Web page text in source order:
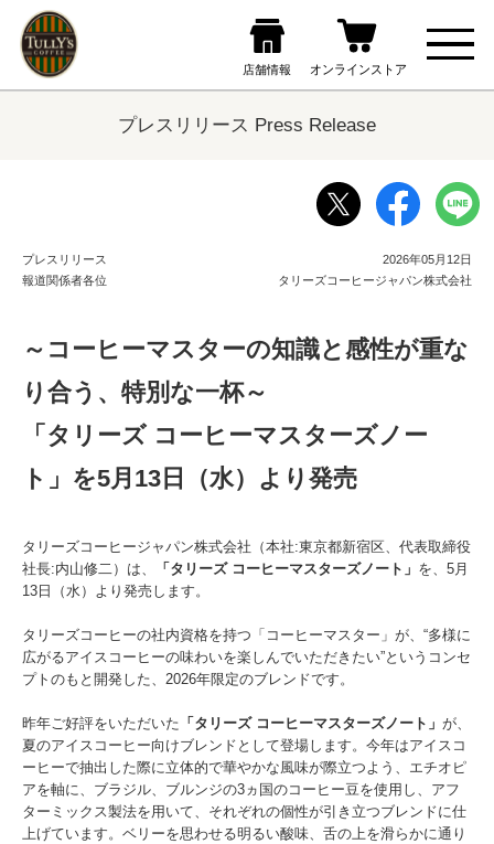
プレスリリース Press Release
プレスリリース
報道関係者各位
2026年05月12日
タリーズコーヒージャパン株式会社
～コーヒーマスターの知識と感性が重な
り合う、特別な一杯～
「タリーズ コーヒーマスターズノー
ト」を5月13日（水）より発売
タリーズコーヒージャパン株式会社（本社:東京都新宿区、代表取締役
社長:内山修二）は、
「タリーズ コーヒーマスターズノート」 を、5月
13日（水）より発売します。
タリーズコーヒーの社内資格を持つ「コーヒーマスター」が、“多様に
広がるアイスコーヒーの味わいを楽しんでいただきたい”というコンセ
プトのもと開発した、2026年限定のブレンドです。
昨年ご好評をいただいた 「タリーズ コーヒーマスターズノート」 が、
夏のアイスコーヒー向けブレンドとして登場します。今年はアイスコ
ーヒーで抽出した際に立体的で華やかな風味が際立つよう、エチオピ
アを軸に、ブラジル、ブルンジの3ヵ国のコーヒー豆を使用し、アフ
ターミックス製法を用いて、それぞれの個性が引き立つブレンドに仕
上げています。ベリーを思わせる明るい酸味、舌の上を滑らかに通り